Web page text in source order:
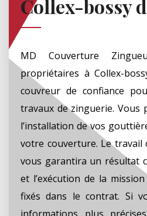
Collex-bossy
MD Couverture
propriétaires à Collex-
couvreur de confiance
travaux de zinguerie. Vous
l’installation de vos
votre couverture. Le travail
vous garantira un résultat
et l’exécution de la
fixés dans le contrat. Si